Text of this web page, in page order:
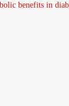
benefits in